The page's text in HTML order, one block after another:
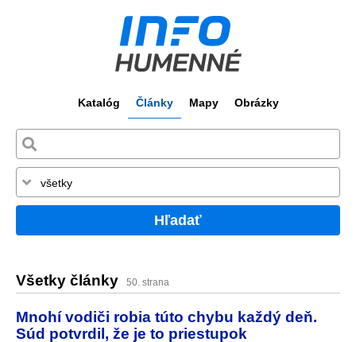
Katalóg Články Mapy Obrázky
Hľadať
Všetky články 50. strana
Mnohí vodiči robia túto chybu každý deň.
Súd potvrdil, že je to priestupok